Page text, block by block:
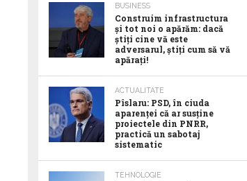
BUSINESS
Construim infrastructura
și tot noi o apărăm: dacă
știți cine vă este
adversarul, știți cum să vă
apărați!
ACTUALITATE
Pîslaru: PSD, în ciuda
aparenței că ar susține
proiectele din PNRR,
practică un sabotaj
sistematic
TEHNOLOGIE